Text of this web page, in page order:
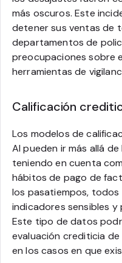
más oscuros. Este
detener sus ventas de
departamentos de
preocupaciones sobre
herramientas de
Calificación
Los modelos de
AI pueden ir más allá
teniendo en cuenta
hábitos de pago de
los pasatiempos, todos
indicadores sensibles
Este tipo de datos
evaluación crediticia
en los casos en que